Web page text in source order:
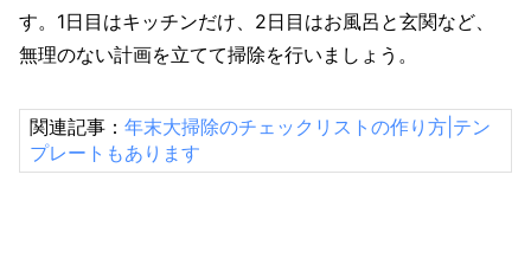
す。1日目はキッチンだけ、2日目はお風呂と玄関など、
無理のない計画を立てて掃除を行いましょう。
関連記事： 年末大掃除のチェックリストの作り方|テン
プレートもあります